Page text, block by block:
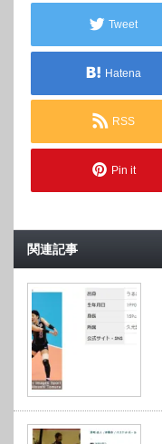
T
t
共
有
い
ド
き
ま
す
)
o
k
で
有
る
に
は
ク
リ
ッ
し
く
だ
さ
し
ィ
ド
で
ま
Tweet
Hatena
RSS
Pin it
関連記事